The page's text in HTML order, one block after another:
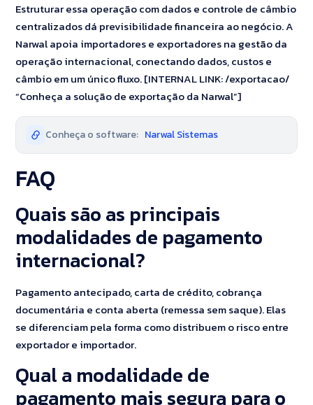
Estruturar essa operação com dados e controle de câmbio
centralizados dá previsibilidade financeira ao negócio. A
Narwal apoia importadores e exportadores na gestão da
operação internacional, conectando dados, custos e
câmbio em um único fluxo. [INTERNAL LINK: /exportacao/
“Conheça a solução de exportação da Narwal”]
Conheça o software: Narwal Sistemas
FAQ
Quais são as principais
modalidades de pagamento
internacional?
Pagamento antecipado, carta de crédito, cobrança
documentária e conta aberta (remessa sem saque). Elas
se diferenciam pela forma como distribuem o risco entre
exportador e importador.
Qual a modalidade de
pagamento mais segura para o